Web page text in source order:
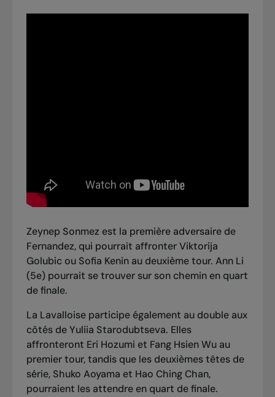
Zeynep Sonmez est la première adversaire de
Fernandez, qui pourrait affronter Viktorija
Golubic ou Sofia Kenin au deuxième tour. Ann Li
(5e) pourrait se trouver sur son chemin en quart
de finale.
La Lavalloise participe également au double aux
côtés de Yuliia Starodubtseva. Elles
affronteront Eri Hozumi et Fang Hsien Wu au
premier tour, tandis que les deuxièmes têtes de
série, Shuko Aoyama et Hao Ching Chan,
pourraient les attendre en quart de finale.